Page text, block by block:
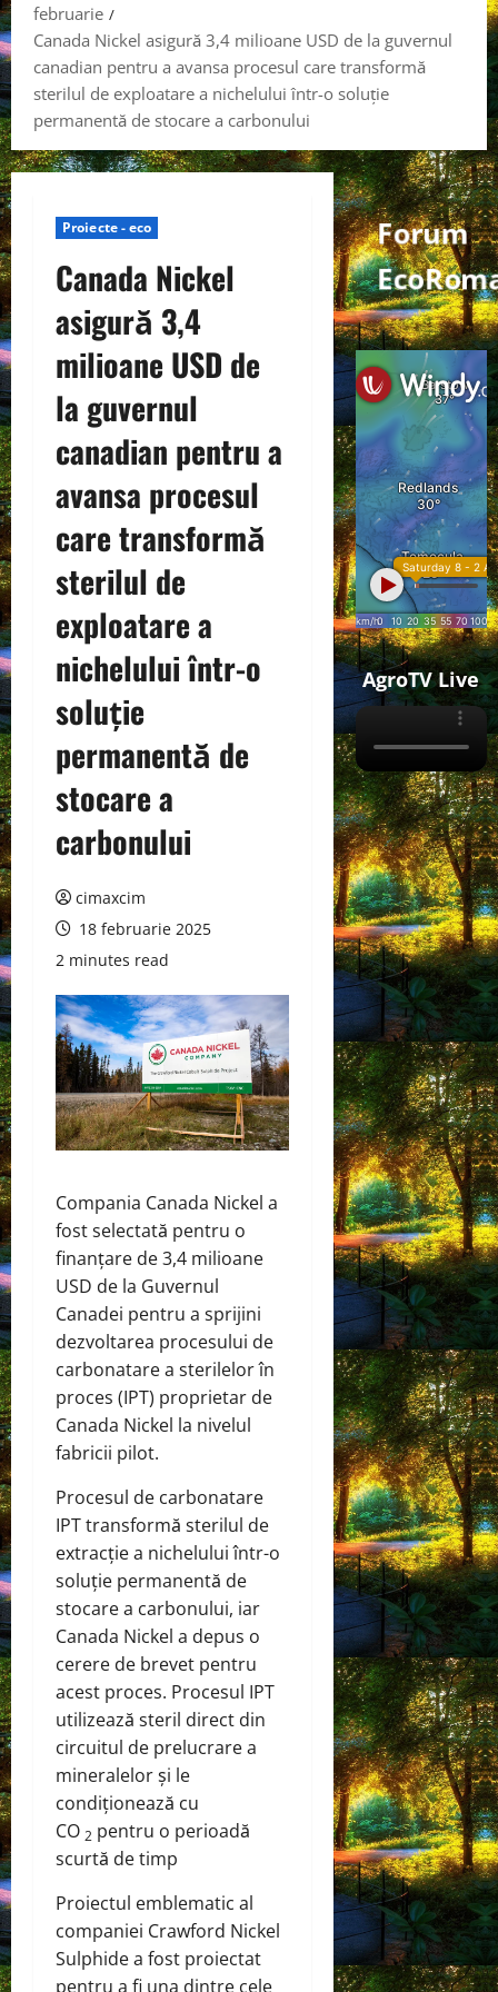
februarie
Canada Nickel asigură 3,4 milioane USD de la guvernul
canadian pentru a avansa procesul care transformă
sterilul de exploatare a nichelului într-o soluție
permanentă de stocare a carbonului
Proiecte - eco
Canada Nickel
asigură 3,4
milioane USD de
la guvernul
canadian pentru a
avansa procesul
care transformă
sterilul de
exploatare a
nichelului într-o
soluție
permanentă de
stocare a
carbonului
cimaxcim
18 februarie 2025
2 minutes read
Compania Canada Nickel a
fostselectată pentru o
finanțare de 3,4 milioane
USD de la Guvernul
Canadei pentru a sprijini
dezvoltarea procesului de
carbonatare a sterilelor în
proces (IPT) proprietar de
Canada Nickel la nivelul
fabricii pilot.
Procesul de carbonatare
IPT transformă sterilul de
extracție a nichelului într-o
soluție permanentă de
stocare a carbonului, iar
Canada Nickel a depus o
cerere de brevet pentru
acest proces. Procesul IPT
utilizează steril direct din
circuitul de prelucrare a
mineralelor și le
condiționează cu
CO 2 pentru o perioadă
scurtă de timp
Proiectul emblematic al
companiei Crawford Nickel
Sulphide a fost proiectat
pentru a fi una dintre cele
Forum
AgroTV Live